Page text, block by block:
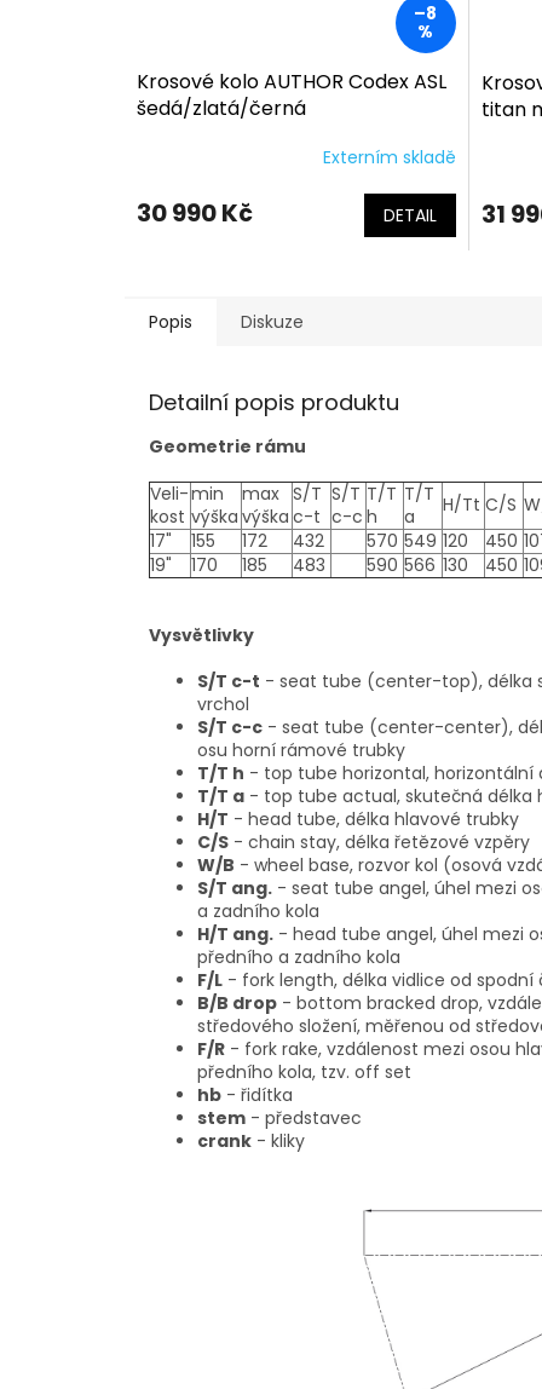
–8
%
Krosové kolo AUTHOR Codex ASL
šedá/zlatá/černá
Externím skladě
30 990 Kč DETAIL
titan
31
Popis Diskuze
Detailní popis produktu
Geometrie rámu
Veli-
kost
min
výška
max
výška
S/T
c-t
S/T
c-c
T/T
h
T/T
a
H/Tt C/S
17"
155 172 432 570 549 120 450
19"
170 185 483 590 566 130 450
Vysvětlivky
S/T c-t - seat tube (center-top), délka
vrchol
S/T c-c - seat tube (center-center),
osu horní rámové trubky
T/T h - top tube horizontal, horizontální
T/T a - top tube actual, skutečná délka
H/T - head tube, délka hlavové trubky
C/S - chain stay, délka řetězové vzpěry
W/B - wheel base, rozvor kol (osová
S/T ang. - seat tube angel, úhel mezi
a zadního kola
H/T ang. - head tube angel, úhel mezi
předního a zadního kola
F/L - fork length, délka vidlice od
B/B drop - bottom bracked drop,
středového složení, měřenou od
F/R - fork rake, vzdálenost mezi osou
předního kola, tzv. off set
hb - řidítka
stem - představec
crank - kliky